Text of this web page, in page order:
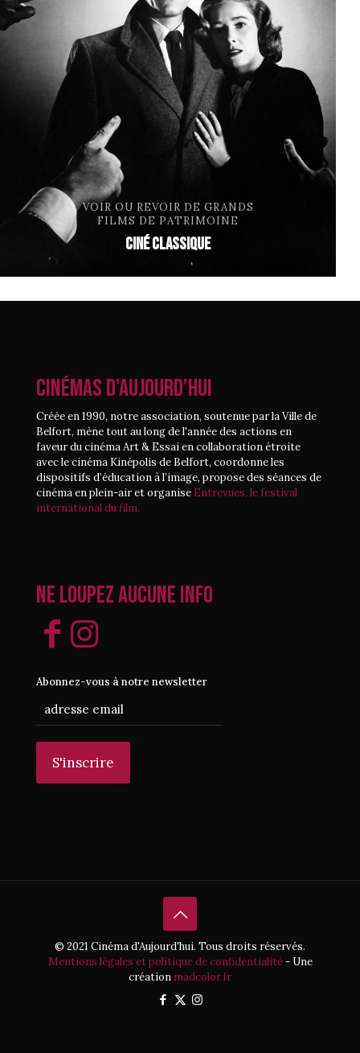
VOIR OU REVOIR DE GRANDS
FILMS DE PATRIMOINE
ciné classique
CINÉMAS D’AUJOURD’HUI
Créée en 1990, notre association, soutenue par la Ville de
Belfort, mène tout au long de l'année des actions en
faveur du cinéma Art & Essai en collaboration étroite
avec le cinéma Kinépolis de Belfort, coordonne les
dispositifs d’éducation à l’image, propose des séances de
cinéma en plein-air et organise Entrevues, le festival
international du film.
Ne loupez aucune info
Abonnez-vous à notre newsletter
© 2021 Cinéma d'Aujourd'hui. Tous droits réservés.
Mentions légales et politique de confidentialité- Une
création madcolor.fr